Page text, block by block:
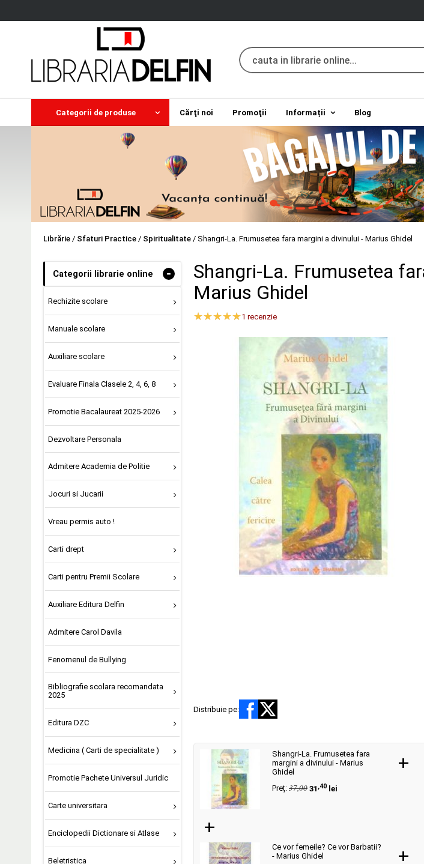
Categorii de produse Cărţi noi Promoţii Informații Blog
Librărie / Sfaturi Practice / Spiritualitate / Shangri-La. Frumusetea fara margini a divinului - Marius Ghidel
Categorii librarie online -
Rechizite scolare
Manuale scolare
Auxiliare scolare
Evaluare Finala Clasele 2, 4, 6, 8
Promotie Bacalaureat 2025-2026
Dezvoltare Personala
Admitere Academia de Politie
Jocuri si Jucarii
Vreau permis auto !
Carti drept
Carti pentru Premii Scolare
Auxiliare Editura Delfin
Admitere Carol Davila
Fenomenul de Bullying
Bibliografie scolara recomandata
2025
Editura DZC
Medicina ( Carti de specialitate )
Promotie Pachete Universul Juridic
Carte universitara
Enciclopedii Dictionare si Atlase
Beletristica
Shangri-La. Frumusetea
Marius Ghidel
1 recenzie
Distribuie pe:
Shangri-La. Frumusetea fara
margini a divinului - Marius
Ghidel
Preț: 37,00 31 ,40 lei
+
+
Ce vor femeile? Ce vor Barbatii?
- Marius Ghidel
+